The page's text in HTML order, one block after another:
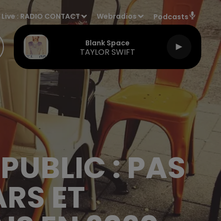
Live : RADIO CONTACT Webradios Podcasts
Blank Space
TAYLOR SWIFT
: PAS
ET